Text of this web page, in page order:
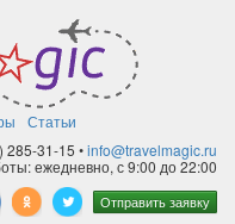
Статьи
285-31-15 •info@travelmagic.ru
ежедневно, с 9:00 до 22:00
Отправить заявку